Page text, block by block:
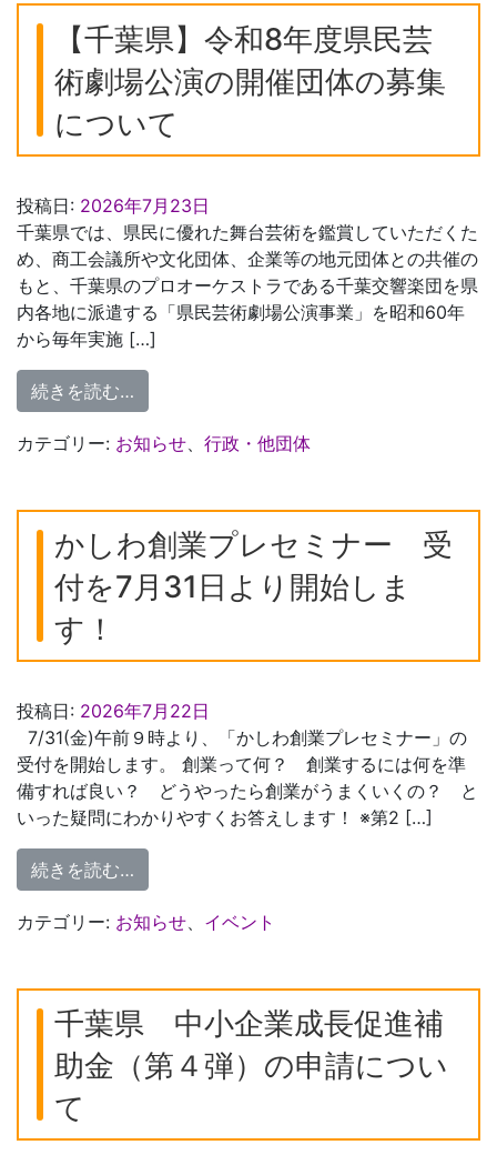
【千葉県】令和8年度県民芸
術劇場公演の開催団体の募集
について
投稿日: 2026年7月23日
千葉県では、県民に優れた舞台芸術を鑑賞していただくた
め、商工会議所や文化団体、企業等の地元団体との共催の
もと、千葉県のプロオーケストラである千葉交響楽団を県
内各地に派遣する「県民芸術劇場公演事業」を昭和60年
から毎年実施 […]
続きを読む…
カテゴリー: お知らせ 行政・他団体
かしわ創業プレセミナー 受
付を7月31日より開始しま
す！
投稿日: 2026年7月22日
7/31(金)午前９時より、「かしわ創業プレセミナー」の
受付を開始します。 創業って何？ 創業するには何を準
備すれば良い？ どうやったら創業がうまくいくの？ と
いった疑問にわかりやすくお答えします！ ※第2 […]
続きを読む…
カテゴリー: お知らせ イベント
千葉県 中小企業成長促進補
助金（第４弾）の申請につい
て